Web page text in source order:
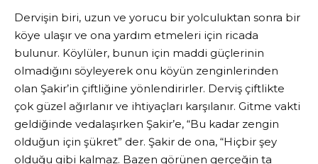
Dervişin biri, uzun ve yorucu bir yolculuktan sonra bir
köye ulaşır ve ona yardım etmeleri için ricada
bulunur. Köylüler, bunun için maddi güçlerinin
olmadığını söyleyerek onu köyün zenginlerinden
olan Şakir’in çiftliğine yönlendirirler. Derviş çiftlikte
çok güzel ağırlanır ve ihtiyaçları karşılanır. Gitme vakti
geldiğinde vedalaşırken Şakir’e, “Bu kadar zengin
olduğun için şükret” der. Şakir de ona, “Hiçbir şey
olduğu gibi kalmaz. Bazen görünen gerçeğin ta